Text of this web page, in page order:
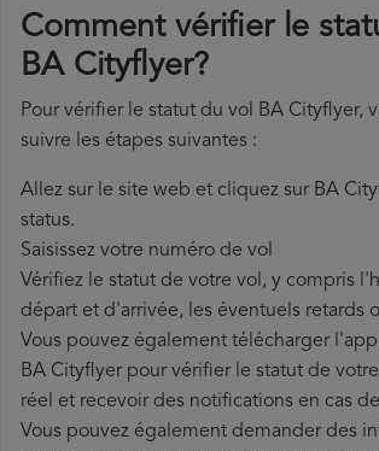
Comment vérifier le
BA Cityflyer?
Pour vérifier le statut du vol BA Cityflyer,
suivre les étapes suivantes :
Allez sur le site web et cliquez sur BA
status.
Saisissez votre numéro de vol
Vérifiez le statut de votre vol, y compris
départ et d'arrivée, les éventuels retards
Vous pouvez également télécharger
BA Cityflyer pour vérifier le statut de
réel et recevoir des notifications en cas
Vous pouvez également demander des